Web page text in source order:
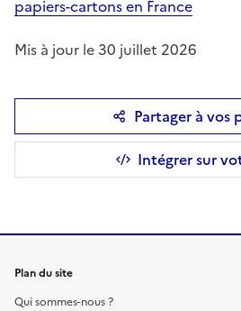
papiers-cartons en France
Mis à jour le 30 juillet 2026
Partager à vos
Intégrer sur
Plan du site
Qui sommes-nous ?